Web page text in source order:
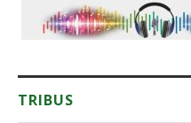
TRIBUS